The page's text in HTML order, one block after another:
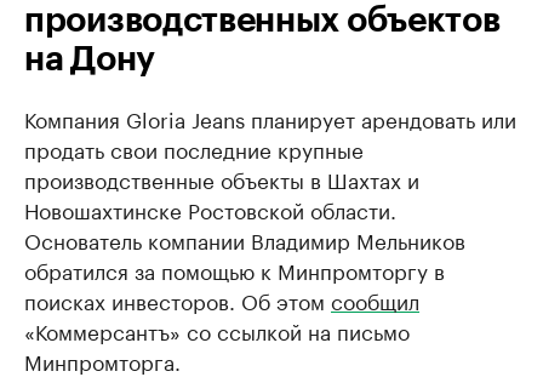
производственных объектов
на Дону
Компания Gloria Jeans планирует арендовать или
продать свои последние крупные
производственные объекты в Шахтах и
Новошахтинске Ростовской области.
Основатель компании Владимир Мельников
обратился за помощью к Минпромторгу в
поисках инвесторов. Об этом сообщил
«Коммерсантъ» со ссылкой на письмо
Минпромторга.